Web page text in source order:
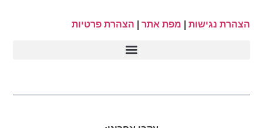
הצהרת נגישות מפת אתר הצהרת פרטיות